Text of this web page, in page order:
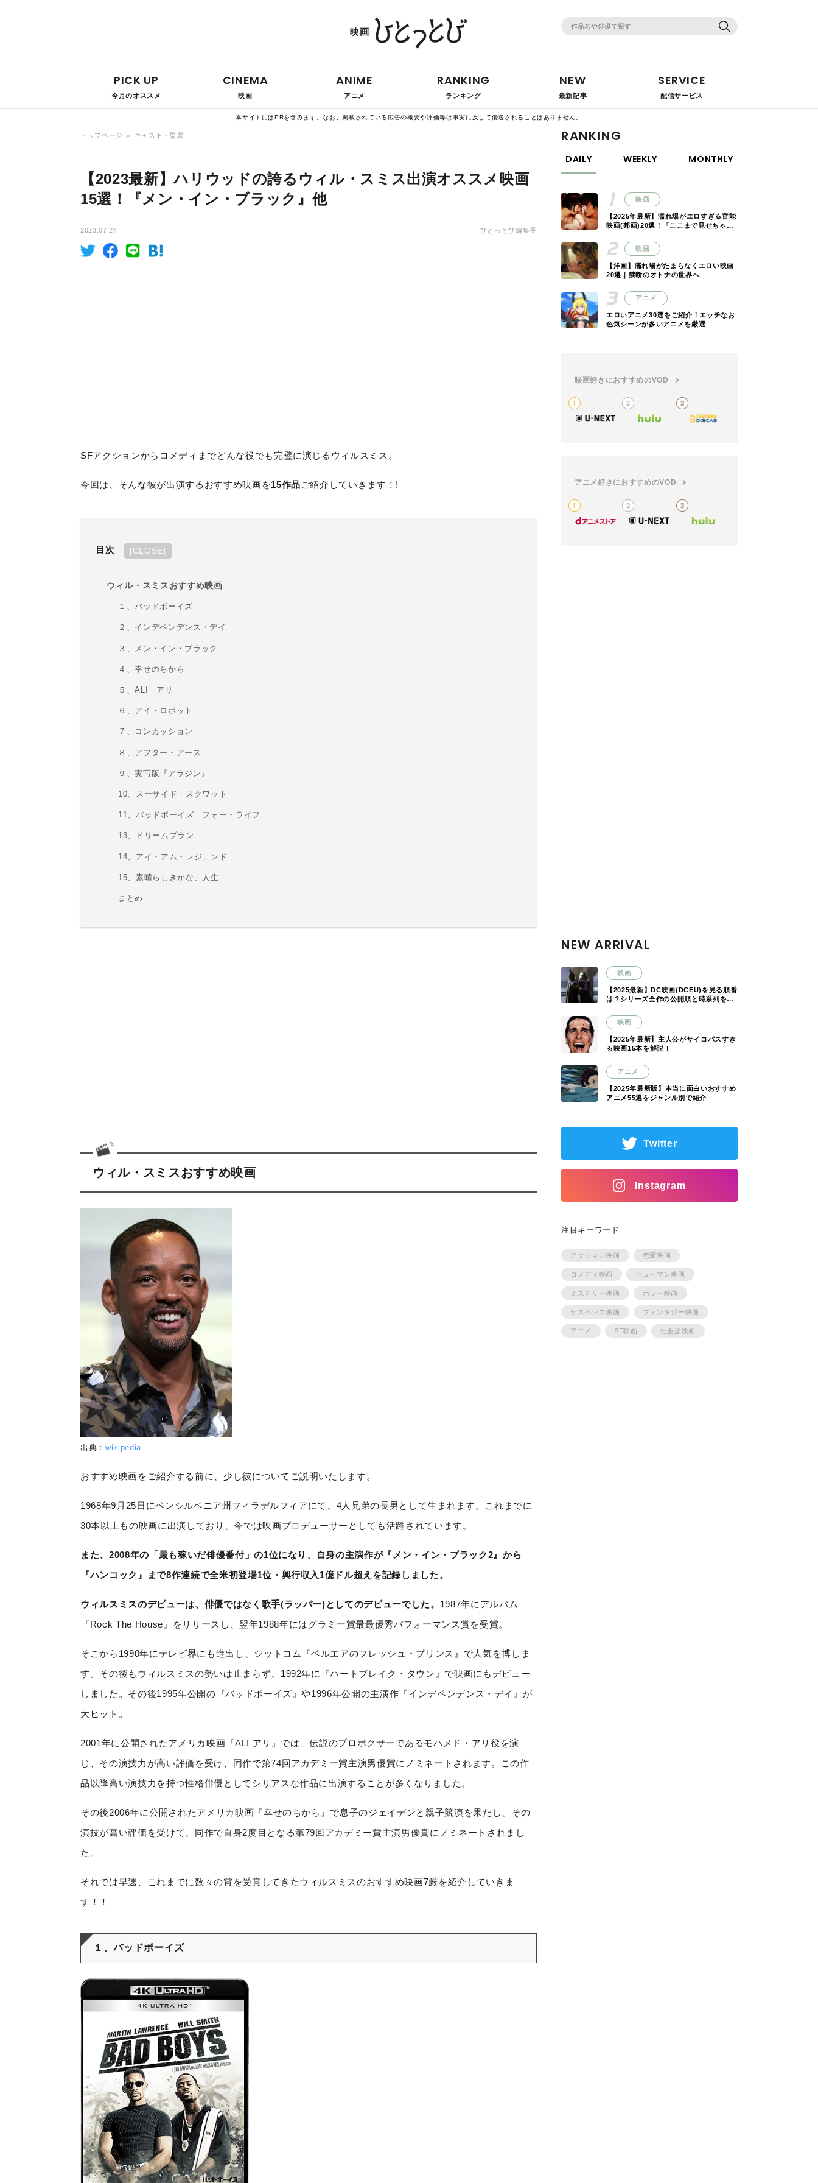
PICK UP
今月のオススメ
CINEMA
映画
ANIME
アニメ
RANKING
ランキング
NEW
最新記事
SERVICE
配信サービス
本サイトにはPRを含みます。なお、掲載されている広告の概要や評価等は事実に反して優遇されることはありません。
トップページ キャスト・監督
【2023最新】ハリウッドの誇るウィル・スミス出演オススメ映画
15選！『メン・イン・ブラック』他
2023.07.24 ひとっとび編集長
SFアクションからコメディまでどんな役でも完璧に演じるウィルスミス。
今回は、そんな彼が出演するおすすめ映画を15作品ご紹介していきます！!
目次 [CLOSE]
ウィル・スミスおすすめ映画
１、バッドボーイズ
２、インデペンデンス・デイ
３、メン・イン・ブラック
４、幸せのちから
５、ALI アリ
６、アイ・ロボット
７、コンカッション
８、アフター・アース
９、実写版『アラジン』
10、スーサイド・スクワット
11、バッドボーイズ フォー・ライフ
13、ドリームプラン
14、アイ・アム・レジェンド
15、素晴らしきかな、人生
まとめ
ウィル・スミスおすすめ映画
出典： wikipedia
おすすめ映画をご紹介する前に、少し彼についてご説明いたします。
1968年9月25日にペンシルベニア州フィラデルフィアにて、4人兄弟の長男として生まれます。これまでに
30本以上もの映画に出演しており、今では映画プロデューサーとしても活躍されています。
また、2008年の「最も稼いだ俳優番付」の1位になり、自身の主演作が『メン・イン・ブラック2』から
『ハンコック』まで8作連続で全米初登場1位・興行収入1億ドル超えを記録しました。
ウィルスミスのデビューは、俳優ではなく歌手(ラッパー)としてのデビューでした。 1987年にアルバム
『Rock The House』をリリースし、翌年1988年にはグラミー賞最最優秀パフォーマンス賞を受賞。
そこから1990年にテレビ界にも進出し、シットコム『ベルエアのフレッシュ・プリンス』で人気を博しま
す。その後もウィルスミスの勢いは止まらず、1992年に『ハートブレイク・タウン』で映画にもデビュー
しました。その後1995年公開の『バッドボーイズ』や1996年公開の主演作『インデペンデンス・デイ』が
大ヒット。
2001年に公開されたアメリカ映画『ALI アリ』では、伝説のプロボクサーであるモハメド・アリ役を演
じ、その演技力が高い評価を受け、同作で第74回アカデミー賞主演男優賞にノミネートされます。この作
品以降高い演技力を持つ性格俳優としてシリアスな作品に出演することが多くなりました。
その後2006年に公開されたアメリカ映画『幸せのちから』で息子のジェイデンと親子競演を果たし、その
演技が高い評価を受けて、同作で自身2度目となる第79回アカデミー賞主演男優賞にノミネートされまし
た。
それでは早速、これまでに数々の賞を受賞してきたウィルスミスのおすすめ映画7厳を紹介していきま
す！！
１、バッドボーイズ
RANKING
DAILY WEEKLY MONTHLY
映画
【2025年最新】濡れ場がエロすぎる官能
映画(邦画)20選！「ここまで見せちゃっ
映画
【洋画】濡れ場がたまらなくエロい映画
20選｜禁断のオトナの世界へ
アニメ
エロいアニメ30選をご紹介！エッチなお
色気シーンが多いアニメを厳選
映画好きにおすすめのVOD
アニメ好きにおすすめのVOD
NEW ARRIVAL
映画
【2025最新】DC映画(DCEU)を見る順番
は？シリーズ全作の公開順と時系列を解
映画
【2025年最新】主人公がサイコパスすぎ
る映画15本を解説！
アニメ
【2025年最新版】本当に面白いおすすめ
アニメ55選をジャンル別で紹介
Twitter
Instagram
注目キーワード
アクション映画 恋愛映画
コメディ映画 ヒューマン映画
ミステリー映画 ホラー映画
サスペンス映画 ファンタジー映画
アニメ SF映画 社会派映画